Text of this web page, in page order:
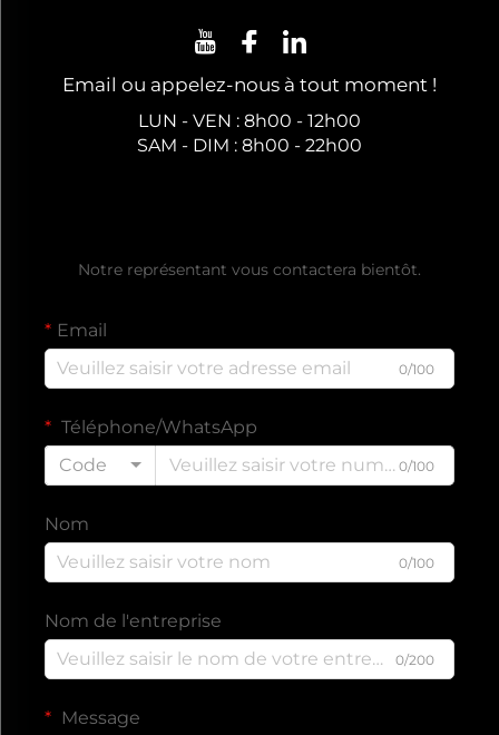
Email ou appelez-nous à tout moment !
LUN - VEN : 8h00 - 12h00
SAM - DIM : 8h00 - 22h00
Notre représentant vous contactera bientôt.
Email
0/100
Téléphone/WhatsApp
Code
0/100
Nom
0/100
Nom de l'entreprise
0/200
Message